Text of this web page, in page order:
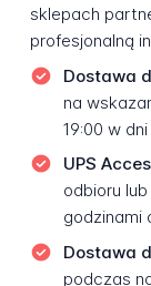
sklepach
profesjonalną
Dostawa
na
19:00 w
UPS
odbioru
godzinami
Dostawa
podczas